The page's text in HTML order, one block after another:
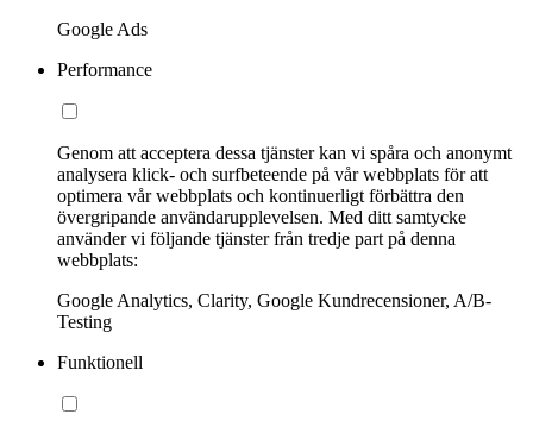
Google Ads
Performance
Genom att acceptera dessa tjänster kan vi spåra och anonymt
analysera klick- och surfbeteende på vår webbplats för att
optimera vår webbplats och kontinuerligt förbättra den
övergripande användarupplevelsen. Med ditt samtycke
använder vi följande tjänster från tredje part på denna
webbplats:
Google Analytics, Clarity, Google Kundrecensioner, A/B-
Testing
Funktionell